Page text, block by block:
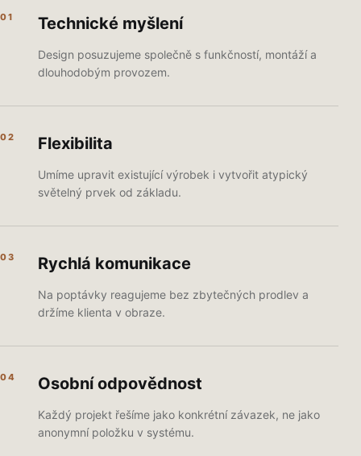
01 Technické myšlení
Design posuzujeme společně s funkčností, montáží a
dlouhodobým provozem.
02 Flexibilita
Umíme upravit existující výrobek i vytvořit atypický
světelný prvek od základu.
03 Rychlá komunikace
Na poptávky reagujeme bez zbytečných prodlev a
držíme klienta v obraze.
04 Osobní odpovědnost
Každý projekt řešíme jako konkrétní závazek, ne jako
anonymní položku v systému.